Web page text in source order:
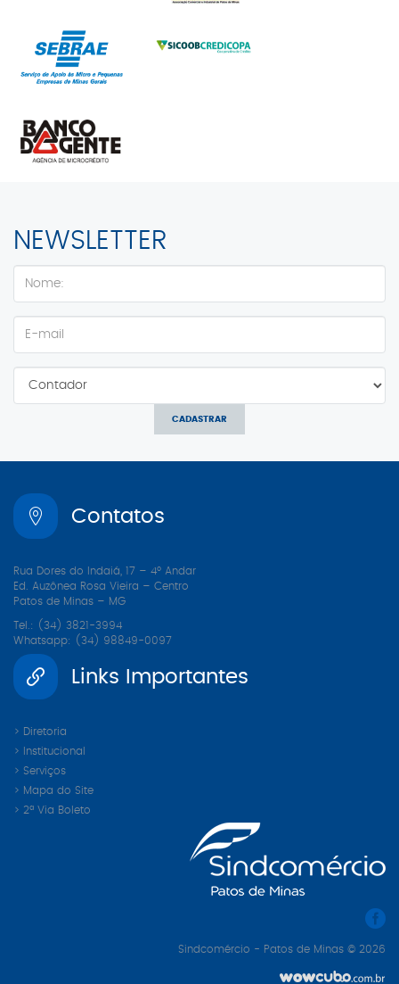
NEWSLETTER
CADASTRAR
Contatos
Rua Dores do Indaiá, 17 – 4º Andar
Ed. Auzônea Rosa Vieira – Centro
Patos de Minas – MG
Tel.: (34) 3821-3994
Whatsapp: (34) 98849-0097
Links Importantes
> Diretoria
> Institucional
> Serviços
> Mapa do Site
> 2ª Via Boleto
Sindcomércio - Patos de Minas © 2026